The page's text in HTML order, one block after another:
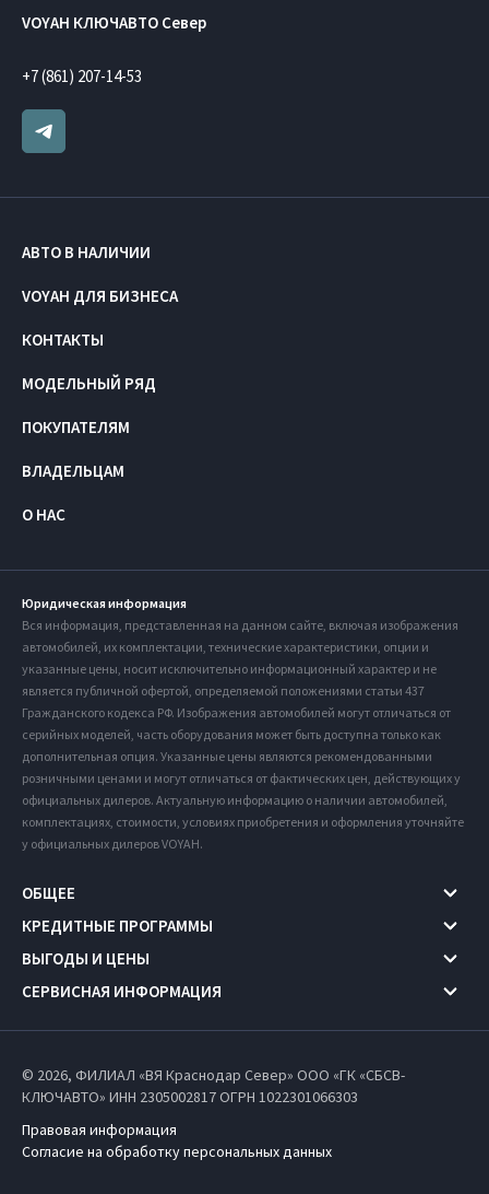
VOYAH КЛЮЧАВТО Север
+7 (861) 207-14-53
АВТО В НАЛИЧИИ
VOYAH ДЛЯ БИЗНЕСА
КОНТАКТЫ
МОДЕЛЬНЫЙ РЯД
ПОКУПАТЕЛЯМ
ВЛАДЕЛЬЦАМ
О НАС
Юридическая информация
Вся информация, представленная на данном сайте, включая изображения
автомобилей, их комплектации, технические характеристики, опции и
указанные цены, носит исключительно информационный характер и не
является публичной офертой, определяемой положениями статьи 437
Гражданского кодекса РФ. Изображения автомобилей могут отличаться от
серийных моделей, часть оборудования может быть доступна только как
дополнительная опция. Указанные цены являются рекомендованными
розничными ценами и могут отличаться от фактических цен, действующих у
официальных дилеров. Актуальную информацию о наличии автомобилей,
комплектациях, стоимости, условиях приобретения и оформления уточняйте
у официальных дилеров VOYAH.
ОБЩЕЕ
КРЕДИТНЫЕ ПРОГРАММЫ
ВЫГОДЫ И ЦЕНЫ
СЕРВИСНАЯ ИНФОРМАЦИЯ
© 2026, ФИЛИАЛ «ВЯ Краснодар Север» ООО «ГК «СБСВ-
КЛЮЧАВТО» ИНН 2305002817ОГРН 1022301066303
Правовая информация
Согласие на обработку персональных данных